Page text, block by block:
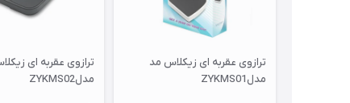
ترازوی عقربه ای زیکلاس مد
مدلZYKMS01
ترازوی عقربه ای
مدلZYKMS02